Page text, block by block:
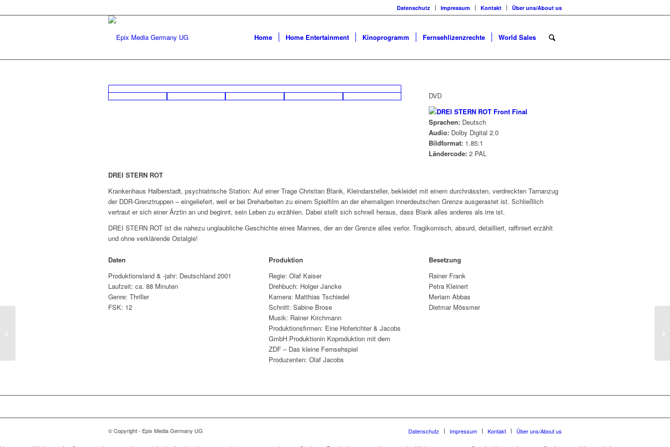
Datenschutz Impressum Kontakt Über uns/About us
Home Home Entertainment Kinoprogramm Fernsehlizenzrechte World Sales
DVD
Sprachen: Deutsch
Audio: Dolby Digital 2.0
Bildformat: 1.85:1
Ländercode:2 PAL
DREI STERN ROT
Krankenhaus Halberstadt, psychiatrische Station: Auf einer Trage Christian Blank, Kleindarsteller, bekleidet mit einem durchnässten, verdreckten Tarnanzug
der DDR-Grenztruppen – eingeliefert, weil er bei Dreharbeiten zu einem Spielfilm an der ehemaligen innerdeutschen Grenze ausgerastet ist. Schließlich
vertraut er sich einer Ärztin an und beginnt, sein Leben zu erzählen. Dabei stellt sich schnell heraus, dass Blank alles anderes als irre ist.
DREI STERN ROT ist die nahezu unglaubliche Geschichte eines Mannes, der an der Grenze alles verlor. Tragikomisch, absurd, detailliert, raffiniert erzählt
und ohne verklärende Ostalgie!
Daten
Produktionsland & -jahr: Deutschland 2001
Laufzeit: ca. 88 Minuten
Genre: Thriller
FSK: 12
Produktion
Regie: Olaf Kaiser
Drehbuch: Holger Jancke
Kamera: Matthias Tschiedel
Schnitt: Sabine Brose
Musik: Rainer Kirchmann
Produktionsfirmen: Eine Hoferichter & Jacobs
GmbH Produktionin Koproduktion mit dem
ZDF – Das kleine Fernsehspiel
Produzenten: Olaf Jacobs
Besetzung
Rainer Frank
Petra Kleinert
Meriam Abbas
Dietmar Mössmer
© Copyright - Epix Media Germany UG Datenschutz Impressum Kontakt Über uns/About us